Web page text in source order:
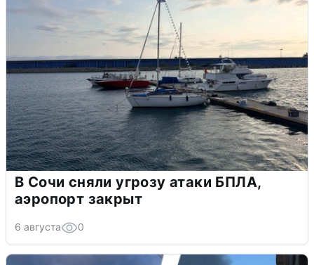
В Сочи сняли угрозу атаки БПЛА,
аэропорт закрыт
6 августа 0